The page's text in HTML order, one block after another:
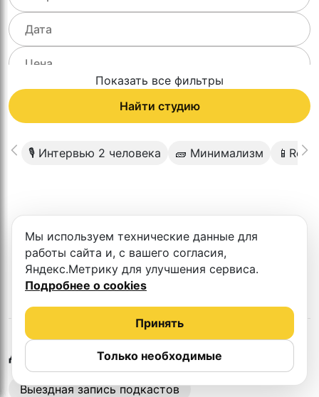
Показать все фильтры
Найти студию
🎙 Интервью 2 человека 🧱 Минимализм
студии
Другие студии в Чебоксарах
Выездная запись подкастов
Мы используем технические данные для
работы сайта и, с вашего согласия,
Яндекс.Метрику для улучшения сервиса.
Подробнее о cookies
Только необходимые
Принять